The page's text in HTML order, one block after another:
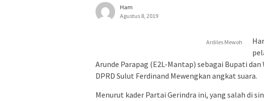
Ham
Agustus 8, 2019
Ardiles Mewoh
Arunde Parapag (E2L-Mantap) sebagai Bupati
DPRD Sulut Ferdinand Mewengkan angkat suara.
Menurut kader Partai Gerindra ini, yang salah di